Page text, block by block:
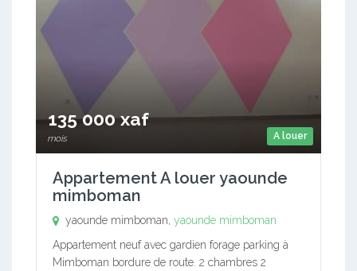
A louer
135 000 xaf
mois
Appartement A louer yaounde
mimboman
yaounde mimboman, yaounde mimboman
Appartement neuf avec gardien forage parking à
Mimboman bordure de route. 2 chambres 2